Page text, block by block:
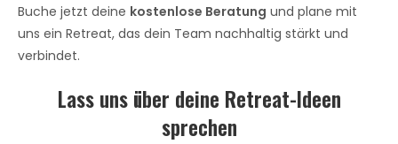
Buche jetzt deine kostenlose Beratung und plane mit
uns ein Retreat, das dein Team nachhaltig stärkt und
verbindet.
Lass uns über deine Retreat-Ideen
sprechen